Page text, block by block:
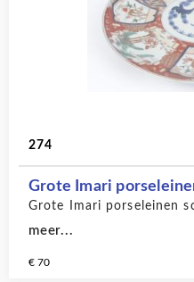
274
Grote Imari
Grote Imari porseleinen
meer...
€ 70